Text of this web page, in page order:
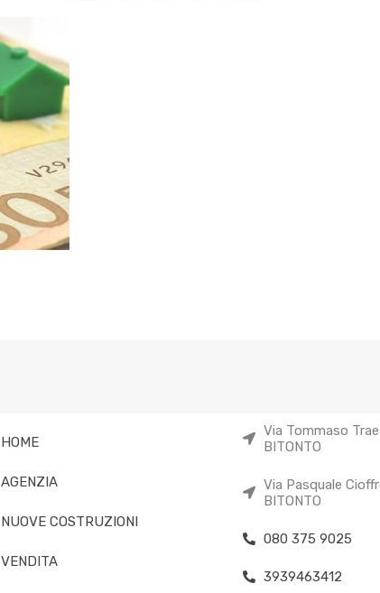
HOME
AGENZIA
NUOVE COSTRUZIONI
VENDITA
Via Tommaso
BITONTO
Via Pasquale
BITONTO
080 375 9025
3939463412